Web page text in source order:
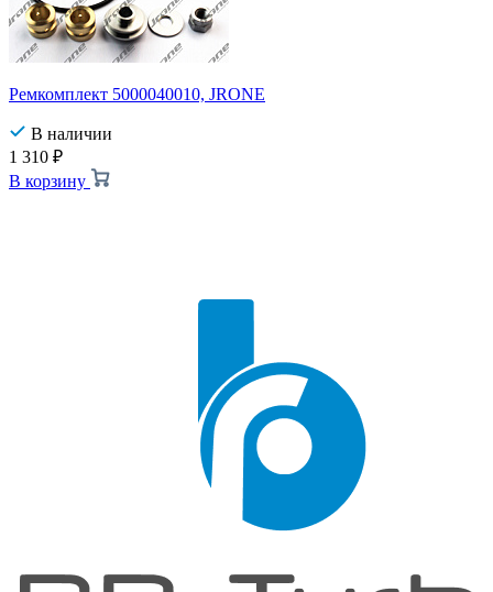
Ремкомплект 5000040010, JRONE
В наличии
1 310 ₽
В корзину